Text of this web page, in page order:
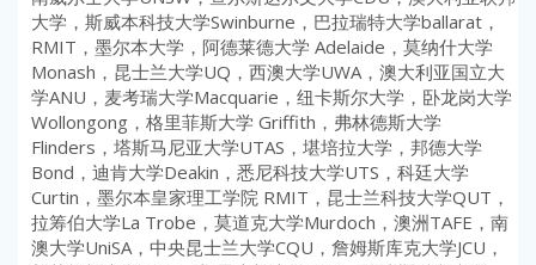
大学，斯威本科技大学Swinburne，巴拉瑞特大学ballarat，
RMIT，墨尔本大学，阿德莱德大学 Adelaide，莫纳什大学
Monash，昆士兰大学UQ，西澳大学UWA，澳大利亚国立大
学ANU，麦考瑞大学Macquarie，纽卡斯尔大学，卧龙岗大学
Wollongong，格里菲斯大学 Griffith，弗林德斯大学
Flinders，塔斯马尼亚大学UTAS，堪培拉大学，邦德大学
Bond，迪肯大学Deakin，悉尼科技大学UTS，科廷大学
Curtin，墨尔本皇家理工学院 RMIT，昆士兰科技大学QUT，
拉筹伯大学La Trobe，莫道克大学Murdoch，澳洲TAFE，南
澳大学UniSA，中央昆士兰大学CQU，詹姆斯库克大学JCU，